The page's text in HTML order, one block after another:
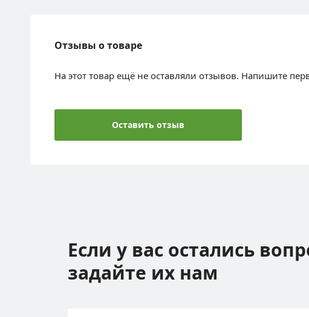
Отзывы о товаре
На этот товар ещё не оставляли отзывов. Напишите
Оставить отзыв
Если у вас остались
задайте их нам